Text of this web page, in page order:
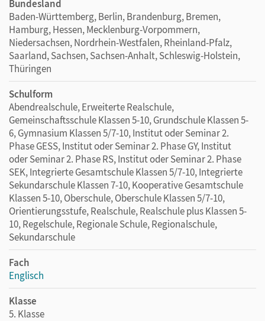
Bundesland
Baden-Württemberg, Berlin, Brandenburg, Bremen,
Hamburg, Hessen, Mecklenburg-Vorpommern,
Niedersachsen, Nordrhein-Westfalen, Rheinland-Pfalz,
Saarland, Sachsen, Sachsen-Anhalt, Schleswig-Holstein,
Thüringen
Schulform
Abendrealschule, Erweiterte Realschule,
Gemeinschaftsschule Klassen 5-10, Grundschule Klassen 5-
6, Gymnasium Klassen 5/7-10, Institut oder Seminar 2.
Phase GESS, Institut oder Seminar 2. Phase GY, Institut
oder Seminar 2. Phase RS, Institut oder Seminar 2. Phase
SEK, Integrierte Gesamtschule Klassen 5/7-10, Integrierte
Sekundarschule Klassen 7-10, Kooperative Gesamtschule
Klassen 5-10, Oberschule, Oberschule Klassen 5/7-10,
Orientierungsstufe, Realschule, Realschule plus Klassen 5-
10, Regelschule, Regionale Schule, Regionalschule,
Sekundarschule
Fach
Englisch
Klasse
5. Klasse